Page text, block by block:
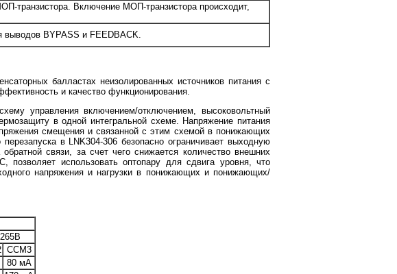
транзистора. Включение МОП-транзистора происходит,
выводов BYPASS и FEEDBACK.
балластах неизолированных источников питания с
и качество функционирования.
управления включением/отключением, высоковольтный
в одной интегральной схеме. Напряжение питания
смещения и связанной с этим схемой в понижающих
в LNK304-306 безопасно ограничивает выходную
связи, за счет чего снижается количество внешних
использовать оптопару для сдвига уровня, что
напряжения и нагрузки в понижающих и понижающих/
CCM3
80 мА